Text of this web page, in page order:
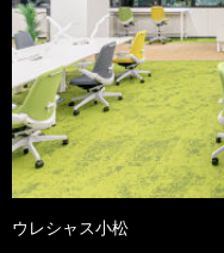
ウレシャス小松